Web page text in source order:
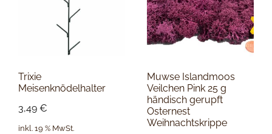
Trixie
Meisenknödelhalter
3,49 €
inkl. 19 % MwSt.
Muwse Islandmoos
Veilchen Pink 25 g
händisch gerupft
Osternest
Weihnachtskrippe